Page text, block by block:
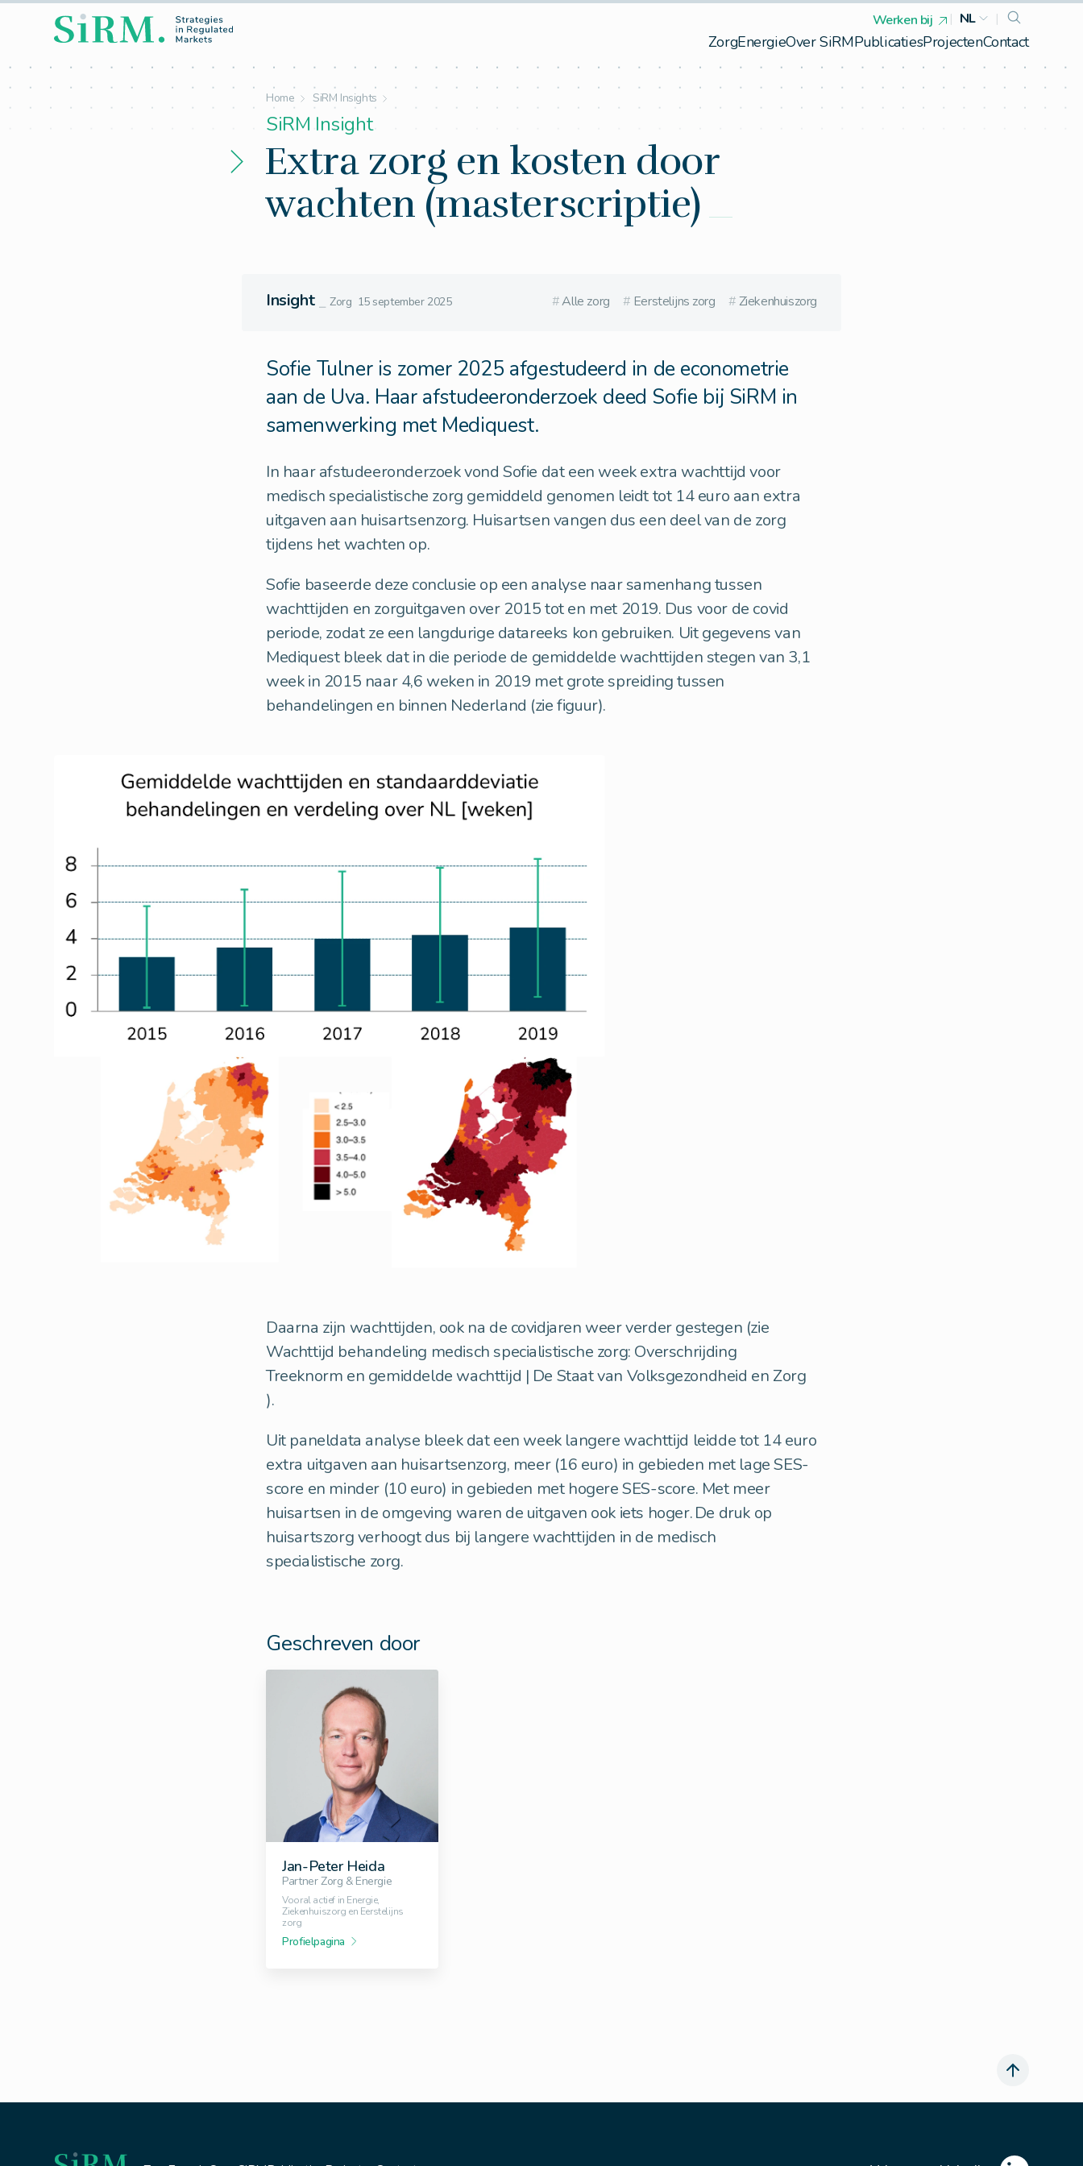
Werken bij | NL |
ZorgEnergieOver SiRMPublicatiesProjectenContact
Home SiRM Insights
SiRM Insight
Extra zorg en kosten door
wachten (masterscriptie)
Insight Zorg 15 september 2025 #Alle zorg # Eerstelijns zorg #Ziekenhuiszorg
Sofie Tulner is zomer 2025 afgestudeerd in de econometrie
aan de Uva. Haar afstudeeronderzoek deed Sofie bij SiRM in
samenwerking met Mediquest.
In haar afstudeeronderzoek vond Sofie dat een week extra wachttijd voor
medisch specialistische zorg gemiddeld genomen leidt tot 14 euro aan extra
uitgaven aan huisartsenzorg. Huisartsen vangen dus een deel van de zorg
tijdens het wachten op.
Sofie baseerde deze conclusie op een analyse naar samenhang tussen
wachttijden en zorguitgaven over 2015 tot en met 2019. Dus voor de covid
periode, zodat ze een langdurige datareeks kon gebruiken. Uit gegevens van
Mediquest bleek dat in die periode de gemiddelde wachttijden stegen van 3,1
week in 2015 naar 4,6 weken in 2019 met grote spreiding tussen
behandelingen en binnen Nederland (zie figuur).
Daarna zijn wachttijden, ook na de covidjaren weer verder gestegen (zie
Wachttijd behandeling medisch specialistische zorg: Overschrijding
Treeknorm en gemiddelde wachttijd | De Staat van Volksgezondheid en Zorg
).
Uit paneldata analyse bleek dat een week langere wachttijd leidde tot 14 euro
extra uitgaven aan huisartsenzorg, meer (16 euro) in gebieden met lage SES-
score en minder (10 euro) in gebieden met hogere SES-score. Met meer
huisartsen in de omgeving waren de uitgaven ook iets hoger. De druk op
huisartszorg verhoogt dus bij langere wachttijden in de medisch
specialistische zorg.
Geschreven door
Jan-Peter Heida
Partner Zorg & Energie
Vooral actief in Energie,
Ziekenhuiszorg en Eerstelijns
zorg
Profielpagina